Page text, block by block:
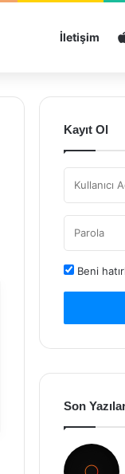
İletişim
Kayıt Ol
Beni
Son